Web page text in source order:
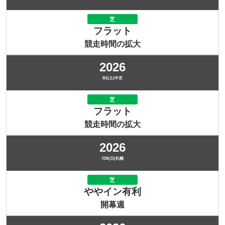
芝
フラット
競走時間の拡大
2026
8/1(土)中京
芝
フラット
競走時間の拡大
2026
7/26(日)札幌
芝
ややイン有利
開幕週